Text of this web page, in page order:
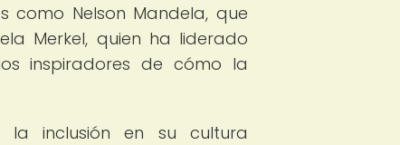
como Nelson Mandela, que
Merkel, quien ha liderado
inspiradores de cómo la
la inclusión en su cultura